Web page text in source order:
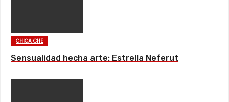
CHICA CHE
Sensualidad hecha arte: Estrella Neferut